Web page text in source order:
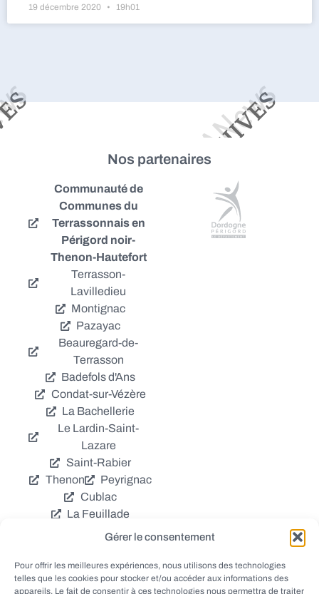
Gérer le consentement
Pour offrir les meilleures expériences, nous utilisons des technologies
telles que les cookies pour stocker et/ou accéder aux informations des
appareils. Le fait de consentir à ces technologies nous permettra de traiter
19 décembre 2020 19h01
Nos partenaires
Communauté de
Communes du
Terrassonnais en
Périgord noir-
Thenon-Hautefort
Terrasson-
Lavilledieu
Montignac
Pazayac
Beauregard-de-
Terrasson
Badefols d'Ans
Condat-sur-Vézère
La Bachellerie
Le Lardin-Saint-
Lazare
Saint-Rabier
Thenon
Peyrignac
Cublac
La Feuillade
Chavagnac
Coly
Grèzes
Aubas
Villac